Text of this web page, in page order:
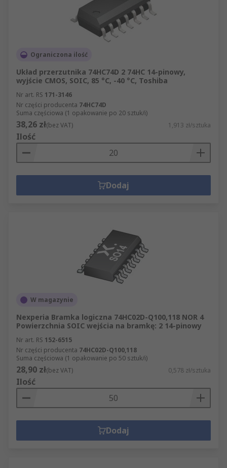
Ograniczona ilość
Układ przerzutnika 74HC74D 2 74HC 14-pinowy,
wyjście CMOS, SOIC, 85 °C, -40 °C, Toshiba
Nr art. RS 171-3146
Nr części producenta 74HC74D
Suma częściowa (1 opakowanie po 20 sztuk/i)
38,26 zł(bez VAT) 1,913 zł/sztuka
Ilość
Dodaj
W magazynie
Nexperia Bramka logiczna 74HC02D-Q100,118 NOR 4
Powierzchnia SOIC wejścia na bramkę: 2 14-pinowy
Nr art. RS 152-6515
Nr części producenta 74HC02D-Q100,118
Suma częściowa (1 opakowanie po 50 sztuk/i)
28,90 zł(bez VAT) 0,578 zł/sztuka
Ilość
Dodaj